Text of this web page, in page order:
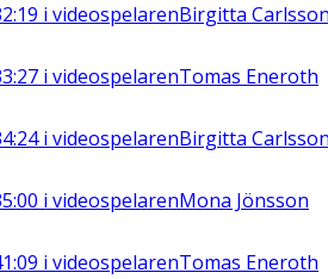
i videospelarenBirgitta
i videospelarenTomas Eneroth
i videospelarenBirgitta
i videospelarenMona Jönsson
i videospelarenTomas Eneroth